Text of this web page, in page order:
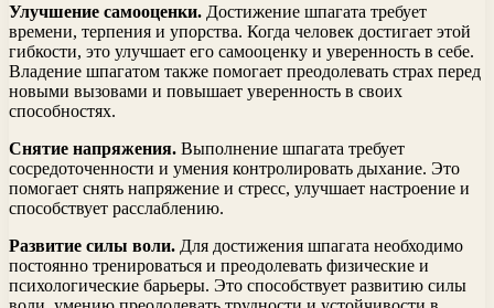
Улучшение самооценки. Достижение шпагата требует
времени, терпения и упорства. Когда человек достигает этой
гибкости, это улучшает его самооценку и уверенность в себе.
Владение шпагатом также помогает преодолевать страх перед
новыми вызовами и повышает уверенность в своих
способностях.
Снятие напряжения. Выполнение шпагата требует
сосредоточенности и умения контролировать дыхание. Это
помогает снять напряжение и стресс, улучшает настроение и
способствует расслаблению.
Развитие силы воли. Для достижения шпагата необходимо
постоянно тренироваться и преодолевать физические и
психологические барьеры. Это способствует развитию силы